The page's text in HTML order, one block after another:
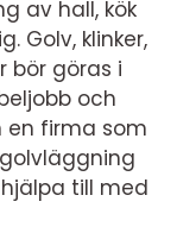
av hall, kök
Golv, klinker,
bör göras i
och
en firma som
till med